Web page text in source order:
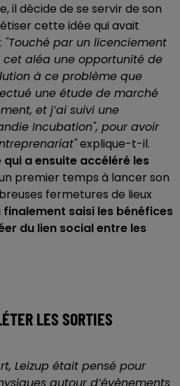
il décide de se servir de son
cette idée qui avait
"Touché par un licenciement
cet aléa une opportunité de
à ce problème que
une étude de marché
et j’ai suivi une
Incubation", pour avoir
explique-t-il.
qui a ensuite accéléré les
premier temps à lancer son
fermetures de lieux
finalement saisi les bénéfices
du lien social entre les
LES SORTIES
Leizup était pensé pour